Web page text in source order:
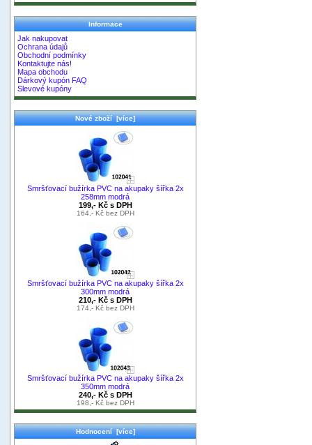
Informace
Jak nakupovat
Ochrana údajů
Obchodní podmínky
Kontaktujte nás!
Mapa obchodu
Dárkový kupón FAQ
Slevové kupóny
Nové zboží [více]
Smršťovací bužírka PVC na akupaky šířka 2x
258mm modrá
199,- Kč s DPH
164,- Kč bez DPH
Smršťovací bužírka PVC na akupaky šířka 2x
300mm modrá
210,- Kč s DPH
174,- Kč bez DPH
Smršťovací bužírka PVC na akupaky šířka 2x
350mm modrá
240,- Kč s DPH
198,- Kč bez DPH
Hodnocení [více]